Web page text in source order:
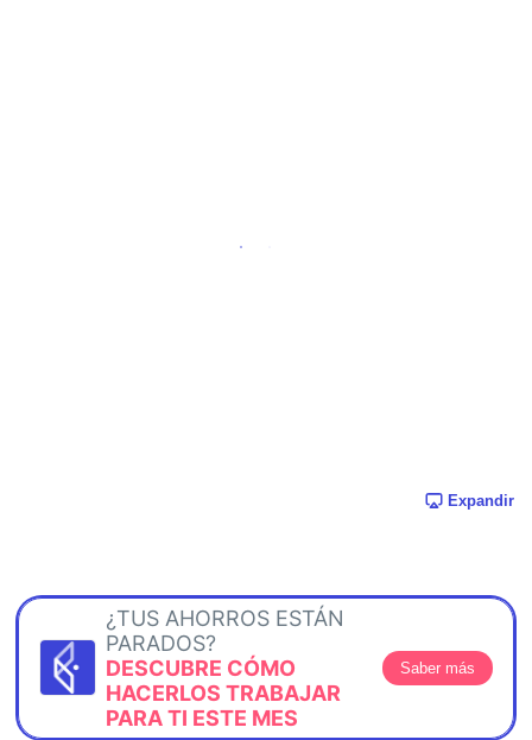
Expandir
¿TUS AHORROS ESTÁN
PARADOS?
DESCUBRE CÓMO
HACERLOS TRABAJAR
PARA TI ESTE MES
Saber más